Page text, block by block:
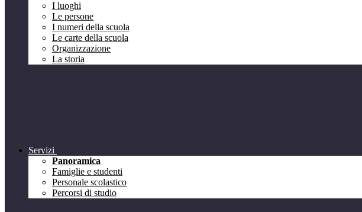
I luoghi
Le persone
I numeri della scuola
Le carte della scuola
Organizzazione
La storia
Servizi
Panoramica
Famiglie e studenti
Personale scolastico
Percorsi di studio